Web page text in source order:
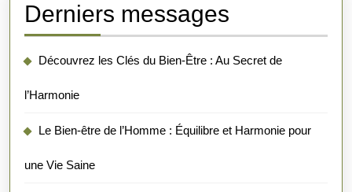
Derniers messages
Découvrez les Clés du Bien-Être : Au Secret de
l’Harmonie
Le Bien-être de l’Homme : Équilibre et Harmonie pour
une Vie Saine